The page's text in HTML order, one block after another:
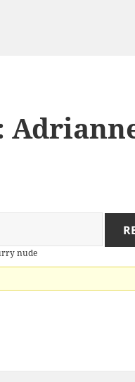
nude